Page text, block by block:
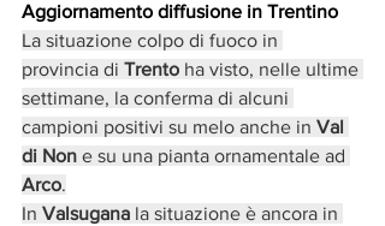
Aggiornamento diffusione in Trentino
La situazione colpo di fuoco in
provincia di Trento ha visto, nelle ultime
settimane, la conferma di alcuni
campioni positivi su melo anche in Val
di Non e su una pianta ornamentale ad
Arco.
In Valsugana la situazione è ancora in